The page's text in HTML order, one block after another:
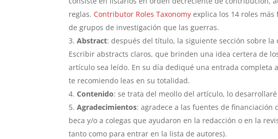
reglas. Contributor Roles Taxonomy explica los 14 roles
de grupos de investigación que las guerras.
Abstract: después del título, la siguiente sección sobre
Escribir abstracts claros, que brinden una idea certera de
artículo sea leído. En su día dediqué una entrada completa
te recomiendo leas en su totalidad.
Contenido: se trata del meollo del artículo, lo
Agradecimientos: agradece a las fuentes de
beca y/o a colegas que ayudaron en la redacción o en la
tanto como para entrar en la lista de autores).